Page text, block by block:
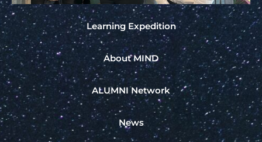
Learning Expedition
About MIND
ALUMNI Network
News